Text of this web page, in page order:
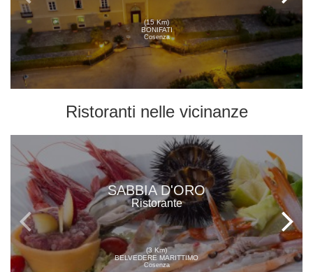
(15 Km)
BONIFATI
Cosenza
Ristoranti nelle vicinanze
SABBIA D'ORO
Ristorante
(3 Km)
BELVEDERE MARITTIMO
Cosenza